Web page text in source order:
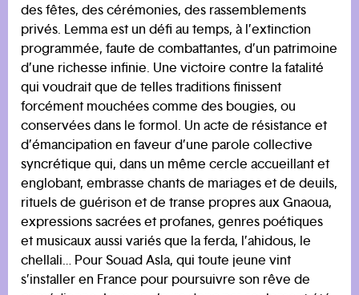
des fêtes, des cérémonies, des rassemblements
privés. Lemma est un défi au temps, à l’extinction
programmée, faute de combattantes, d’un patrimoine
d’une richesse infinie. Une victoire contre la fatalité
qui voudrait que de telles traditions finissent
forcément mouchées comme des bougies, ou
conservées dans le formol. Un acte de résistance et
d’émancipation en faveur d’une parole collective
syncrétique qui, dans un même cercle accueillant et
englobant, embrasse chants de mariages et de deuils,
rituels de guérison et de transe propres aux Gnaoua,
expressions sacrées et profanes, genres poétiques
et musicaux aussi variés que la ferda, l’ahidous, le
chellali… Pour Souad Asla, qui toute jeune vint
s’installer en France pour poursuivre son rêve de